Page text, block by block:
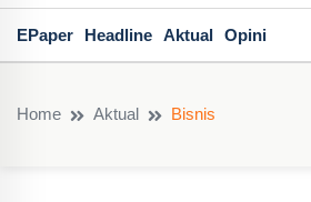
EPaper Headline Aktual Opini
Home Aktual Bisnis